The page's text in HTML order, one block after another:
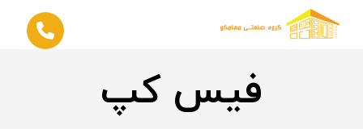
فیس کپ